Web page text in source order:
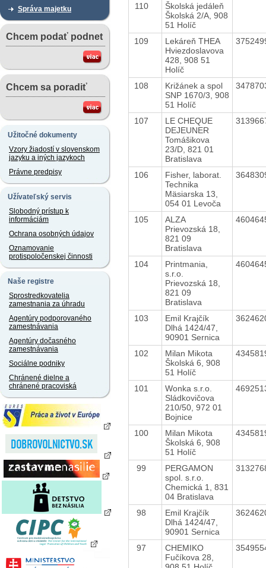
Správa majetku
Chcem podať podnet
Chcem sa poradiť
Užitočné dokumenty
Vzory žiadostí v slovenskom
jazyku a iných jazykoch
Právne predpisy
Užívateľský servis
Slobodný prístup k
informáciám
Ochrana osobných údajov
Oznamovanie
protispoločenskej činnosti
Naše registre
Sprostredkovatelia
zamestnania za úhradu
Agentúry podporovaného
zamestnávania
Agentúry dočasného
zamestnávania
Sociálne podniky
Chránené dielne a
chránené pracoviská
110
Školská jedáleň
Školská 2/A, 908
51 Holíč
109
Lekáreň THEA
Hviezdoslavova
428, 908 51
Holíč
108
Križánek a spol
SNP 1670/3, 908
51 Holíč
107
LE CHEQUE
DEJEUNER
Tomášikova
23/D, 821 01
Bratislava
106
Fisher, laborat.
Technika
Mäsiarska 13,
054 01 Levoča
105
ALZA
Prievozská 18,
821 09
Bratislava
104
Printmania,
s.r.o.
Prievozská 18,
821 09
Bratislava
103
Emil Krajčík
Dlhá 1424/47,
90901 Sernica
102
Milan Mikota
Školská 6, 908
51 Holíč
101
Wonka s.r.o.
Sládkovičova
210/50, 972 01
Bojnice
100
Milan Mikota
Školská 6, 908
51 Holíč
99
PERGAMON
spol. s.r.o.
Chemická 1, 831
04 Bratislava
98
Emil Krajčík
Dlhá 1424/47,
90901 Sernica
97
CHEMIKO
Fučíkova 28,